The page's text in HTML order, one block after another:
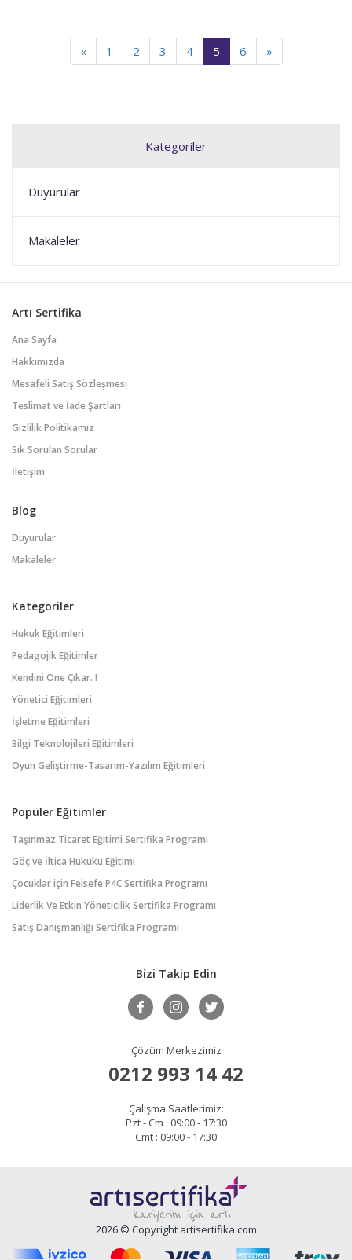
Kategoriler
Duyurular
Makaleler
« 1 2 3 4 5 6 »
Artı Sertifika
Ana Sayfa
Hakkımızda
Mesafeli Satış Sözleşmesi
Teslimat ve İade Şartları
Gizlilik Politikamız
Sık Sorulan Sorular
İletişim
Blog
Duyurular
Makaleler
Kategoriler
Hukuk Eğitimleri
Pedagojik Eğitimler
Kendini Öne Çıkar. !
Yönetici Eğitimleri
İşletme Eğitimleri
Bilgi Teknolojileri Eğitimleri
Oyun Geliştirme-Tasarım-Yazılım Eğitimleri
Popüler Eğitimler
Taşınmaz Ticaret Eğitimi Sertifika Programı
Göç ve İltica Hukuku Eğitimi
Çocuklar için Felsefe P4C Sertifika Programı
Liderlik Ve Etkin Yöneticilik Sertifika Programı
Satış Danışmanlığı Sertifika Programı
Bizi Takip Edin
Çözüm Merkezimiz
0212 993 14 42
Çalışma Saatlerimiz:
Pzt - Cm : 09:00 - 17:30
Cmt : 09:00 - 17:30
2026 © Copyright artisertifika.com